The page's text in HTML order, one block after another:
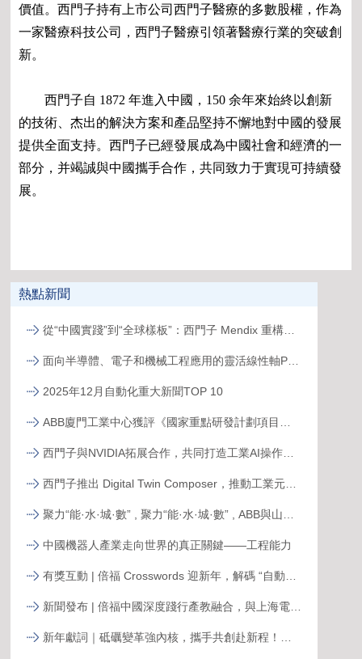
價值。西門子持有上市公司西門子醫療的多數股權，作為
一家醫療科技公司，西門子醫療引領著醫療行業的突破創
新。
西門子自 1872 年進入中國，150 余年來始終以創新
的技術、杰出的解決方案和產品堅持不懈地對中國的發展
提供全面支持。西門子已經發展成為中國社會和經濟的一
部分，并竭誠與中國攜手合作，共同致力于實現可持續發
展。
熱點新聞
2025年12月自動化重大新聞TOP 10
中國機器人產業走向世界的真正關鍵——工程能力